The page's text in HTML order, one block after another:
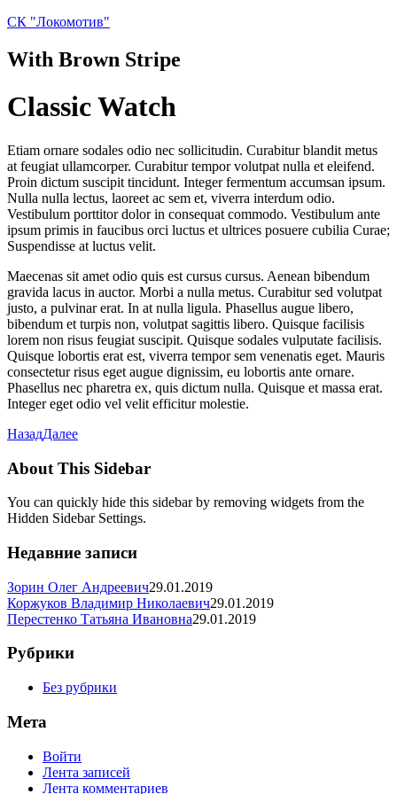
СК "Локомотив"
With Brown Stripe
Classic Watch
work1
Etiam ornare sodales odio nec sollicitudin. Curabitur blandit metus
at feugiat ullamcorper. Curabitur tempor volutpat nulla et eleifend.
Proin dictum suscipit tincidunt. Integer fermentum accumsan ipsum.
Nulla nulla lectus, laoreet ac sem et, viverra interdum odio.
Vestibulum porttitor dolor in consequat commodo. Vestibulum ante
ipsum primis in faucibus orci luctus et ultrices posuere cubilia Curae;
Suspendisse at luctus velit.
Maecenas sit amet odio quis est cursus cursus. Aenean bibendum
gravida lacus in auctor. Morbi a nulla metus. Curabitur sed volutpat
justo, a pulvinar erat. In at nulla ligula. Phasellus augue libero,
bibendum et turpis non, volutpat sagittis libero. Quisque facilisis
lorem non risus feugiat suscipit. Quisque sodales vulputate facilisis.
Quisque lobortis erat est, viverra tempor sem venenatis eget. Mauris
consectetur risus eget augue dignissim, eu lobortis ante ornare.
Phasellus nec pharetra ex, quis dictum nulla. Quisque et massa erat.
Integer eget odio vel velit efficitur molestie.
НазадДалее
About This Sidebar
You can quickly hide this sidebar by removing widgets from the
Hidden Sidebar Settings.
Недавние записи
Зорин Олег Андреевич29.01.2019
Коржуков Владимир Николаевич29.01.2019
Перестенко Татьяна Ивановна29.01.2019
Рубрики
Без рубрики
Мета
Войти
Лента записей
Лента комментариев